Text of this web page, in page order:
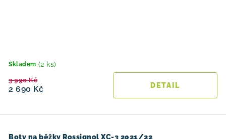
Skladem (2 ks)
2 690 Kč
3 990 Kč
Boty na běžky Rossignol XC-3 2021/22